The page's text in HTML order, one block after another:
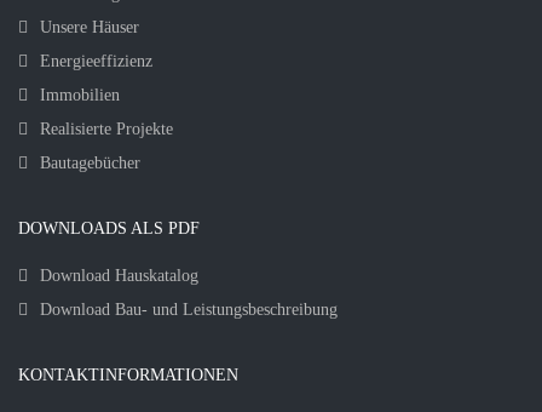
Unsere Häuser
Energieeffizienz
Immobilien
Realisierte Projekte
Bautagebücher
DOWNLOADS ALS PDF
Download Hauskatalog
Download Bau- und Leistungsbeschreibung
KONTAKTINFORMATIONEN